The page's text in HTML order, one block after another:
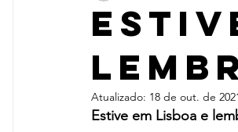
Atualizado: 18 de out. de
Estive em Lisboa e